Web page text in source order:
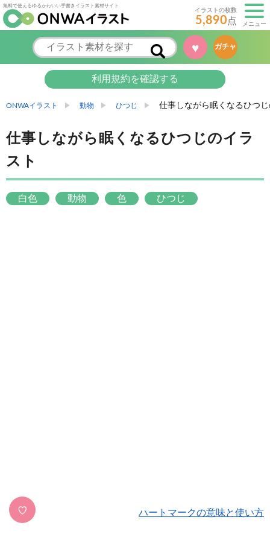
無料で使えるゆるかわいい手書きイラスト素材サイト
イラストの枚数
5,890点 メニュー
♥ ガチャ
利用規約を確認する
ONWAイラスト 動物 ひつじ 仕事しながら眠くなるひつ
仕事しながら眠くなるひつじのイラ
スト
白色 動物 色 ひつじ
♡ ハートマークの意味と使い方